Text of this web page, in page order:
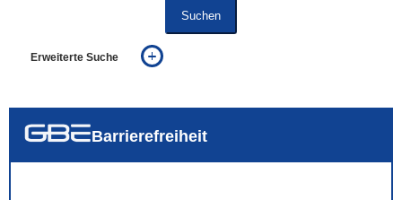
Suchen
Erweiterte Suche
auch in allen Texten suchen (Volltextsuche)
Barrierefreiheit